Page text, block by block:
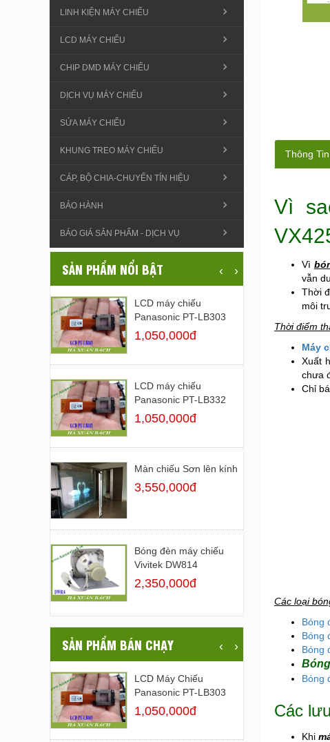
Thông
Vì
Vì
vẫn
Thời
môi
Thời điểm
Máy
Xuất
chưa
Chỉ
Các loại
Bóng
Bóng
Bóng
Bóng
Các
Khi
LINH KIỆN MÁY CHIẾU
LCD MÁY CHIẾU
CHIP DMD MÁY CHIẾU
DỊCH VỤ MÁY CHIẾU
SỬA MÁY CHIẾU
KHUNG TREO MÁY CHIẾU
CÁP, BỘ CHIA-CHUYỂN TÍN HIỆU
BẢO HÀNH
BÁO GIÁ SẢN PHẨM - DỊCH VỤ
SẢN PHẨM NỔI BẬT ‹ ›
LCD máy chiếu
Panasonic PT-LB303
1,050,000đ
LCD máy chiếu
Panasonic PT-LB332
1,050,000đ
Màn chiếu Sơn lên kính
3,550,000đ
Bóng đèn máy chiếu
Vivitek DW814
2,350,000đ
SẢN PHẨM BÁN CHẠY ‹ ›
LCD Máy Chiếu
Panasonic PT-LB303
1,050,000đ